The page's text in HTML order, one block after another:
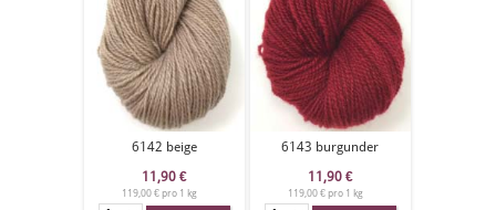
6142 beige
11,90 €
119,00 € pro 1 kg
6143 burgunder
11,90 €
119,00 € pro 1 kg